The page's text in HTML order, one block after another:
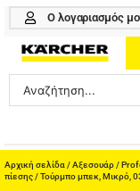
Μετάβαση
περιεχόμενο
Ο λογαριασμός
Search
...
ONLINE SHOP
Αρχική σελίδα /Αξεσουάρ/
πίεσης/ Τούρμπο μπεκ, Μικρό,